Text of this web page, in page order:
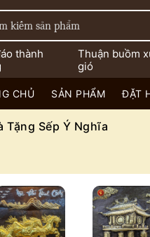
thành
Thuận buồm
gió
CHỦ SẢN PHẨM ĐẶT
Tặng Sếp Ý Nghĩa